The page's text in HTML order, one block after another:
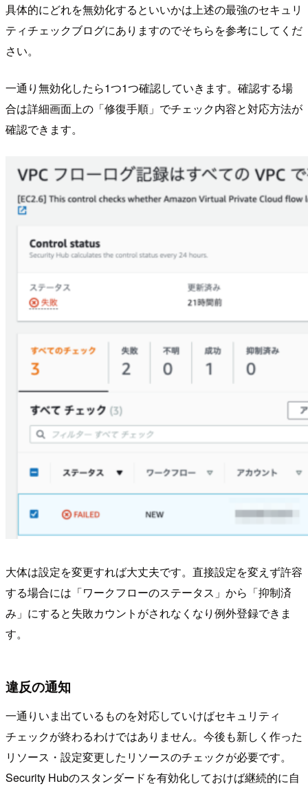
具体的にどれを無効化するといいかは上述の最強のセキュリ
ティチェックブログにありますのでそちらを参考にしてくだ
さい。
一通り無効化したら1つ1つ確認していきます。確認する場
合は詳細画面上の「修復手順」でチェック内容と対応方法が
確認できます。
大体は設定を変更すれば大丈夫です。直接設定を変えず許容
する場合には「ワークフローのステータス」から「抑制済
み」にすると失敗カウントがされなくなり例外登録できま
す。
違反の通知
一通りいま出ているものを対応していけばセキュリティ
チェックが終わるわけではありません。今後も新しく作った
リソース・設定変更したリソースのチェックが必要です。
Security Hubのスタンダードを有効化しておけば継続的に自